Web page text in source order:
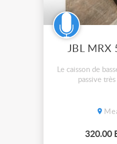
JBL MRX
Le caisson de
passive
320.00